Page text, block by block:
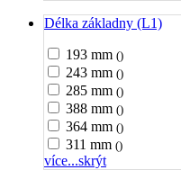
Délka základny (L1)
193 mm ()
243 mm ()
285 mm ()
388 mm ()
364 mm ()
311 mm ()
více...skrýt